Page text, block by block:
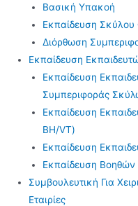
Βασική Υπακοή
Εκπαίδευση
Διόρθωση
Εκπαίδευση
Εκπαίδευση
Συμπεριφοράς
Εκπαίδευση
BH/VT)
Εκπαίδευση
Εκπαίδευση
Συμβουλευτική Για
Εταιρίες